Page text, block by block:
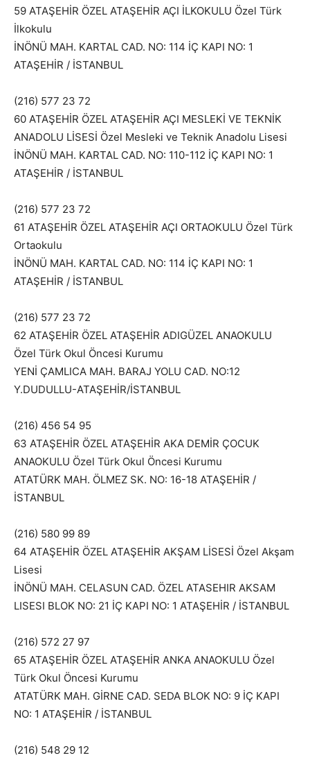
59 ATAŞEHİR ÖZEL ATAŞEHİR AÇI İLKOKULU Özel Türk
İlkokulu
İNÖNÜ MAH. KARTAL CAD. NO: 114 İÇ KAPI NO: 1
ATAŞEHİR / İSTANBUL
(216) 577 23 72
60 ATAŞEHİR ÖZEL ATAŞEHİR AÇI MESLEKİ VE TEKNİK
ANADOLU LİSESİ Özel Mesleki ve Teknik Anadolu Lisesi
İNÖNÜ MAH. KARTAL CAD. NO: 110-112 İÇ KAPI NO: 1
ATAŞEHİR / İSTANBUL
(216) 577 23 72
61 ATAŞEHİR ÖZEL ATAŞEHİR AÇI ORTAOKULU Özel Türk
Ortaokulu
İNÖNÜ MAH. KARTAL CAD. NO: 114 İÇ KAPI NO: 1
ATAŞEHİR / İSTANBUL
(216) 577 23 72
62 ATAŞEHİR ÖZEL ATAŞEHİR ADIGÜZEL ANAOKULU
Özel Türk Okul Öncesi Kurumu
YENİ ÇAMLICA MAH. BARAJ YOLU CAD. NO:12
Y.DUDULLU-ATAŞEHİR/İSTANBUL
(216) 456 54 95
63 ATAŞEHİR ÖZEL ATAŞEHİR AKA DEMİR ÇOCUK
ANAOKULU Özel Türk Okul Öncesi Kurumu
ATATÜRK MAH. ÖLMEZ SK. NO: 16-18 ATAŞEHİR /
İSTANBUL
(216) 580 99 89
64 ATAŞEHİR ÖZEL ATAŞEHİR AKŞAM LİSESİ Özel Akşam
Lisesi
İNÖNÜ MAH. CELASUN CAD. ÖZEL ATASEHIR AKSAM
LISESI BLOK NO: 21 İÇ KAPI NO: 1 ATAŞEHİR / İSTANBUL
(216) 572 27 97
65 ATAŞEHİR ÖZEL ATAŞEHİR ANKA ANAOKULU Özel
Türk Okul Öncesi Kurumu
ATATÜRK MAH. GİRNE CAD. SEDA BLOK NO: 9 İÇ KAPI
NO: 1 ATAŞEHİR / İSTANBUL
(216) 548 29 12